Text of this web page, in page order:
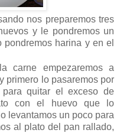
nos preparemos tres
y le pondremos un
harina y en el
carne empezaremos a
primero lo pasaremos por
quitar el exceso de
con el huevo que lo
levantamos un poco para
al plato del pan rallado,